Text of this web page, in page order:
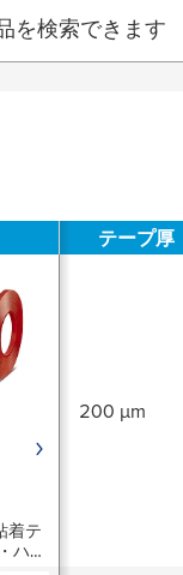
を検索できます
テープ厚
着テ
ハロ
200 µm